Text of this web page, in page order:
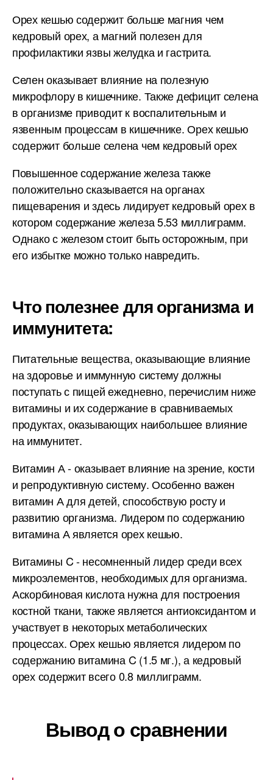
Орех кешью содержит больше магния чем
кедровый орех, а магний полезен для
профилактики язвы желудка и гастрита.
Селен оказывает влияние на полезную
микрофлору в кишечнике. Также дефицит селена
в организме приводит к воспалительным и
язвенным процессам в кишечнике. Орех кешью
содержит больше селена чем кедровый орех
Повышенное содержание железа также
положительно сказывается на органах
пищеварения и здесь лидирует кедровый орех в
котором содержание железа 5.53 миллиграмм.
Однако с железом стоит быть осторожным, при
его избытке можно только навредить.
Что полезнее для организма и
иммунитета:
Питательные вещества, оказывающие влияние
на здоровье и иммунную систему должны
поступать с пищей ежедневно, перечислим ниже
витамины и их содержание в сравниваемых
продуктах, оказывающих наибольшее влияние
на иммунитет.
Витамин А - оказывает влияние на зрение, кости
и репродуктивную систему. Особенно важен
витамин А для детей, способствую росту и
развитию организма. Лидером по содержанию
витамина А является орех кешью.
Витамины C - несомненный лидер среди всех
микроэлементов, необходимых для организма.
Аскорбиновая кислота нужна для построения
костной ткани, также является антиоксидантом и
участвует в некоторых метаболических
процессах. Орех кешью является лидером по
содержанию витамина C (1.5 мг.), а кедровый
орех содержит всего 0.8 миллиграмм.
Вывод о сравнении